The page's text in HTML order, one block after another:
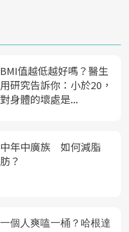
BMI值越低越好嗎？醫生
用研究告訴你：小於20，
對身體的壞處是...
中年中廣族 如何減脂
肪？